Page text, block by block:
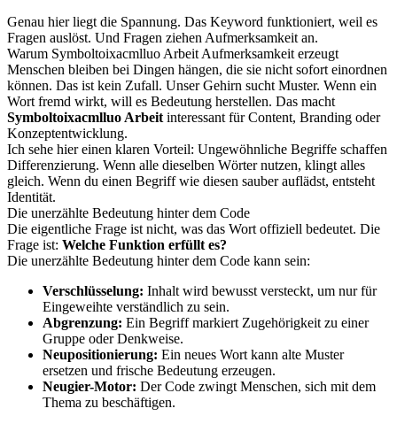
Genau hier liegt die Spannung. Das Keyword funktioniert, weil es
Fragen auslöst. Und Fragen ziehen Aufmerksamkeit an.
Warum Symboltoixacmlluo Arbeit Aufmerksamkeit erzeugt
Menschen bleiben bei Dingen hängen, die sie nicht sofort einordnen
können. Das ist kein Zufall. Unser Gehirn sucht Muster. Wenn ein
Wort fremd wirkt, will es Bedeutung herstellen. Das macht
Symboltoixacmlluo Arbeit interessant für Content, Branding oder
Konzeptentwicklung.
Ich sehe hier einen klaren Vorteil: Ungewöhnliche Begriffe schaffen
Differenzierung. Wenn alle dieselben Wörter nutzen, klingt alles
gleich. Wenn du einen Begriff wie diesen sauber auflädst, entsteht
Identität.
Die unerzählte Bedeutung hinter dem Code
Die eigentliche Frage ist nicht, was das Wort offiziell bedeutet. Die
Frage ist: Welche Funktion erfüllt es?
Die unerzählte Bedeutung hinter dem Code kann sein:
Verschlüsselung: Inhalt wird bewusst versteckt, um nur für
Eingeweihte verständlich zu sein.
Abgrenzung: Ein Begriff markiert Zugehörigkeit zu einer
Gruppe oder Denkweise.
Neupositionierung: Ein neues Wort kann alte Muster
ersetzen und frische Bedeutung erzeugen.
Neugier-Motor: Der Code zwingt Menschen, sich mit dem
Thema zu beschäftigen.